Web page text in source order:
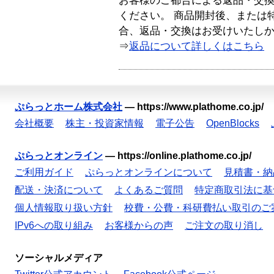
ください。 商品開封後、または
合、返品・交換はお受けいたし
⇒返品について詳しくはこちら
ぷらっとホーム株式会社 — https://www.plathome.co.jp/
会社概要
株主・投資家情報 電子公告 OpenBlocks
ぷらっとオンライン — https://online.plathome.co.jp/
ご利用ガイド
ぷらっとオンラインについて
見積書・
配送・決済について
よくあるご質問
特定商取引法に
個人情報取り扱い方針
校費・公費・科研費払い取引のご
IPv6への取り組み
お客様からの声 ご注文の取り消し
ソーシャルメディア